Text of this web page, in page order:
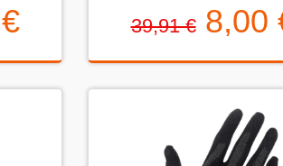
39,91 € 8,00
39,91 € 8,00 €